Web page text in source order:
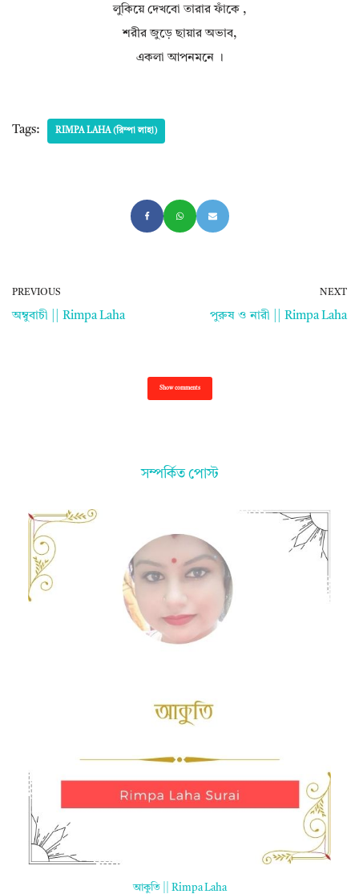
লুকিয়ে দেখবো তারার ফাঁকে ,
শরীর জুড়ে ছায়ার অভাব,
একলা আপনমনে ।
Tags: RIMPA LAHA (রিম্পা লাহা)
PREVIOUS
অম্বুবাচী || Rimpa Laha
NEXT
পুরুষ ও নারী || Rimpa Laha
Show comments
সম্পর্কিত পোস্ট
আকুতি || Rimpa Laha